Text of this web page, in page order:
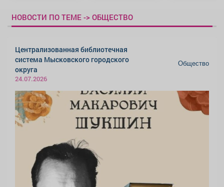
НОВОСТИ ПО ТЕМЕ -> ОБЩЕСТВО
Централизованная библиотечная
система Мысковского городского
округа
24.07.2026
Общество